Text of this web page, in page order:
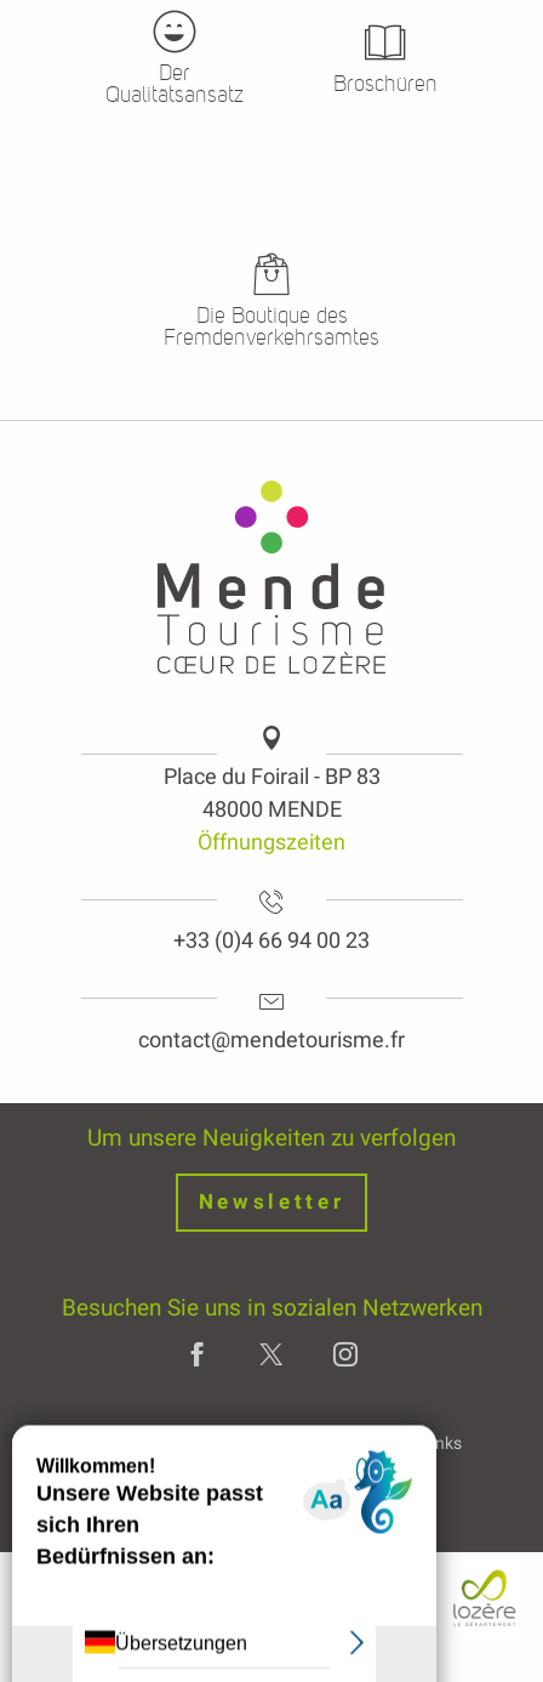
Der
Qualitätsansatz
Broschüren
Die Boutique des
Fremdenverkehrsamtes
Place du Foirail - BP 83
48000 MENDE
Öffnungszeiten
+33 (0)4 66 94 00 23
contact@mendetourisme.fr
Um unsere Neuigkeiten zu verfolgen
Newsletter
Besuchen Sie uns in sozialen Netzwerken
Partner & Links
Professioneller Bereich